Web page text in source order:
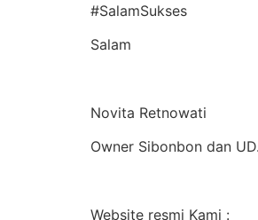
#SalamSukses
Salam
Novita Retnowati
Owner Sibonbon dan
Website resmi Kami :